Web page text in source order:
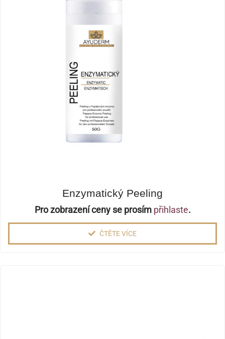
Enzymatický Peeling
Pro zobrazení ceny se prosím přihlaste.
ČTĚTE VÍCE